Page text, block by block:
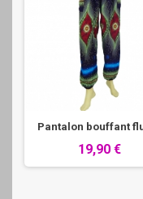
Pantalon bouffant
19,90 €